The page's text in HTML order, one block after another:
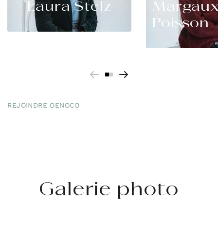
Laura Stelz
Poisson
REJOINDRE OENOCO
Galerie photo